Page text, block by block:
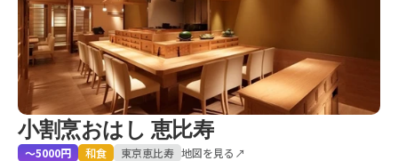
小割烹おはし 恵比寿
〜5000円 和食 東京恵比寿 地図を見る↗